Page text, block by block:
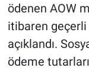
ödenen AOW
itibaren
açıklandı.
ödeme